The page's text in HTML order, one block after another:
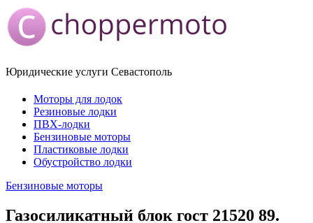
Юридические услуги Севастополь
Моторы для лодок
Резиновые лодки
ПВХ-лодки
Бензиновые моторы
Пластиковые лодки
Обустройство лодки
Бензиновые моторы
Газосиликатный блок гост 21520 89.